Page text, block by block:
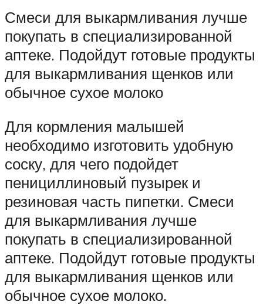
Смеси для выкармливания лучше
покупать в специализированной
аптеке. Подойдут готовые продукты
для выкармливания щенков или
обычное сухое молоко
Для кормления малышей
необходимо изготовить удобную
соску, для чего подойдет
пенициллиновый пузырек и
резиновая часть пипетки. Смеси
для выкармливания лучше
покупать в специализированной
аптеке. Подойдут готовые продукты
для выкармливания щенков или
обычное сухое молоко.